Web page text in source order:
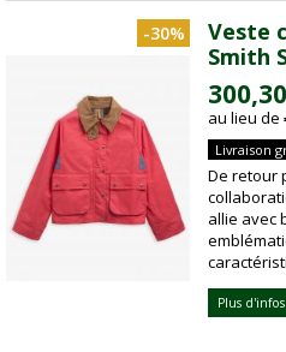
-30%
Veste
Smith
300,30
au lieu de
Livraison
De retour
allie avec
Plus